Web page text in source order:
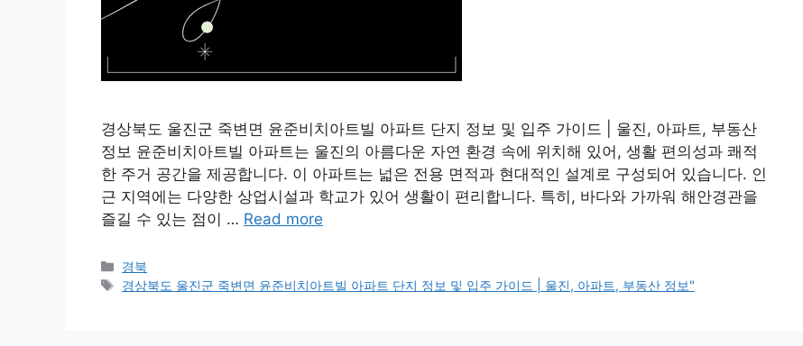
경상북도 울진군 죽변면 윤준비치아트빌 아파트 단지 정보 및 입주 가이드 | 울진, 아파트, 부동산
정보 윤준비치아트빌 아파트는 울진의 아름다운 자연 환경 속에 위치해 있어, 생활 편의성과 쾌적
한 주거 공간을 제공합니다. 이 아파트는 넓은 전용 면적과 현대적인 설계로 구성되어 있습니다. 인
근 지역에는 다양한 상업시설과 학교가 있어 생활이 편리합니다. 특히, 바다와 가까워 해안경관을
즐길 수 있는 점이 … Read more
Categories
경북
Tags
경상북도 울진군 죽변면 윤준비치아트빌 아파트 단지 정보 및 입주 가이드 | 울진, 아파트, 부동산 정보"